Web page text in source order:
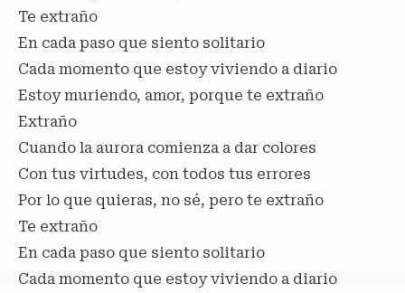
Te extraño
En cada paso que siento solitario
Cada momento que estoy viviendo a diario
Estoy muriendo, amor, porque te extraño
Extraño
Cuando la aurora comienza a dar colores
Con tus virtudes, con todos tus errores
Por lo que quieras, no sé, pero te extraño
Te extraño
En cada paso que siento solitario
Cada momento que estoy viviendo a diario